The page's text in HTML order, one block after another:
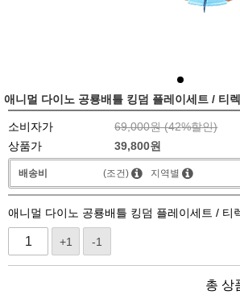
애니멀 다이노 공룡배틀 킹덤 플레이세트 / 티
소비자가 69,000원 (42%할인)
상품가
39,800원
배송비 (조건) 지역별
애니멀 다이노 공룡배틀 킹덤 플레이세트 / 티
+1 -1
총 상